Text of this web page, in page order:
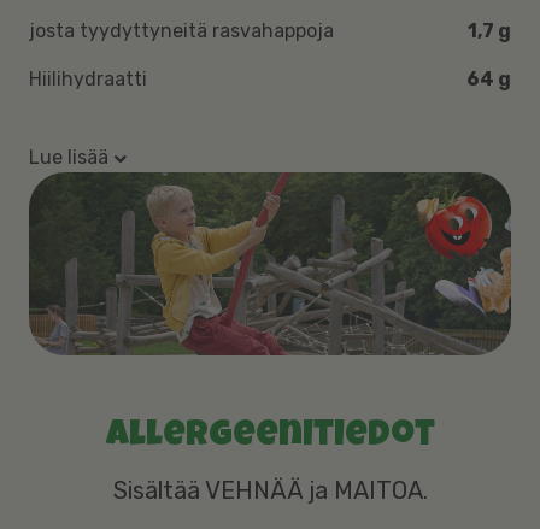
josta tyydyttyneitä rasvahappoja 1,7 g
Hiilihydraatti 64 g
Lue lisää
Allergeenitiedot
Sisältää VEHNÄÄ ja MAITOA.